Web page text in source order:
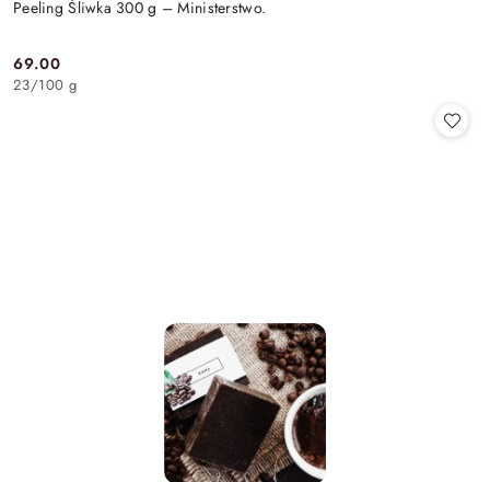
Peeling Śliwka 300 g – Ministerstwo.
Cena:
69.00
23/100 g